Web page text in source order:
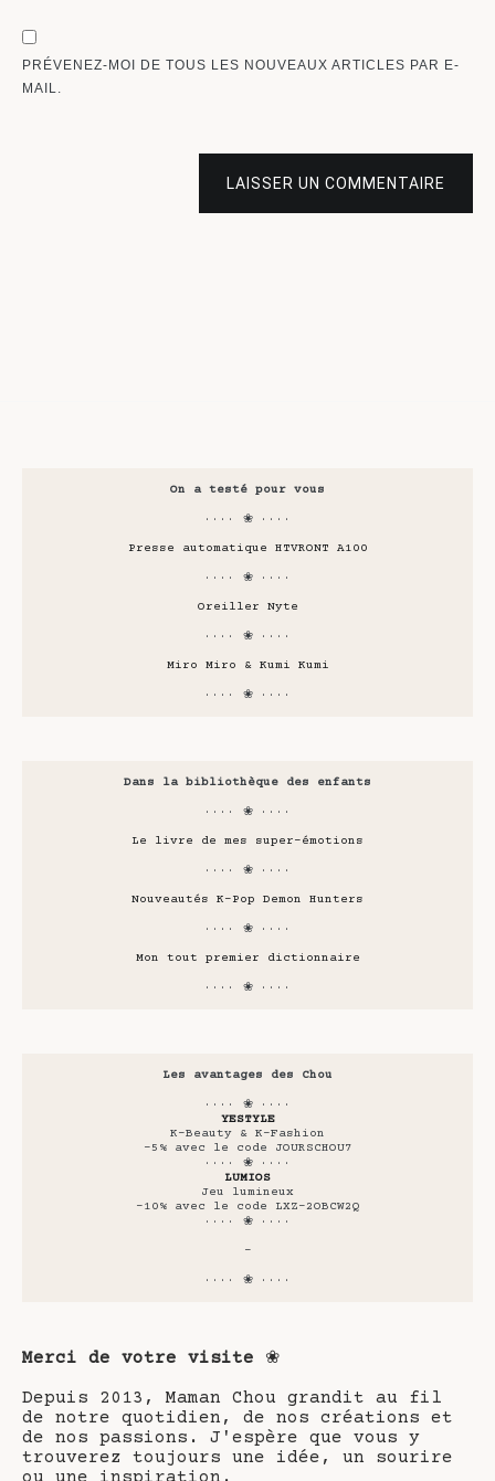
PRÉVENEZ-MOI DE TOUS LES NOUVEAUX ARTICLES PAR E-
MAIL.
LAISSER UN COMMENTAIRE
On a testé pour vous
···· ❀ ····
Presse automatique HTVRONT A100
···· ❀ ····
Oreiller Nyte
···· ❀ ····
Miro Miro & Kumi Kumi
···· ❀ ····
Dans la bibliothèque des enfants
···· ❀ ····
Le livre de mes super-émotions
···· ❀ ····
Nouveautés K-Pop Demon Hunters
···· ❀ ····
Mon tout premier dictionnaire
···· ❀ ····
Les avantages des Chou
···· ❀ ····
YESTYLE
K-Beauty & K-Fashion
-5% avec le code JOURSCHOU7
···· ❀ ····
LUMIOS
Jeu lumineux
-10% avec le code LXZ-2OBCW2Q
···· ❀ ····
-
···· ❀ ····
Merci de votre visite ❀
Depuis 2013, Maman Chou grandit au fil
de notre quotidien, de nos créations et
de nos passions. J'espère que vous y
trouverez toujours une idée, un sourire